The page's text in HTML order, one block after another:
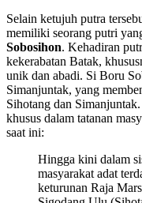
Selain ketujuh putra
memiliki seorang putri
Sobosihon. Kehadiran
kekerabatan Batak,
unik dan abadi. Si Boru
Simanjuntak, yang
Sihotang dan
khusus dalam tatanan
saat ini:
Hingga kini dalam
masyarakat adat
keturunan Raja